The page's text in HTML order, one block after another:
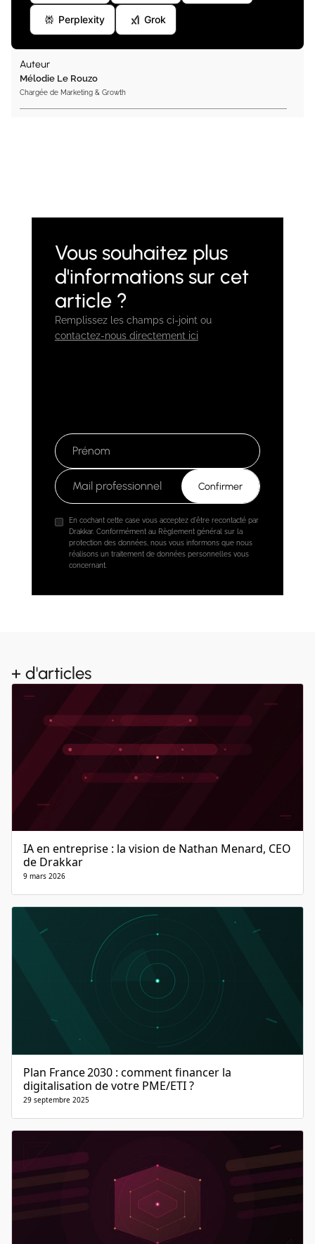
Perplexity Grok
Auteur
Mélodie Le Rouzo
Chargée de Marketing & Growth
Vous souhaitez plus
d'informations sur cet
article ?
Remplissez les champs ci-joint ou
contactez-nous directement ici
En cochant cette case vous acceptez d'être recontacté par
Drakkar. Conformément au Règlement général sur la
protection des données, nous vous informons que nous
réalisons un traitement de données personnelles vous
concernant.
+ d'articles
IA en entreprise : la vision de Nathan Menard, CEO
de Drakkar
9 mars 2026
Plan France 2030 : comment financer la
digitalisation de votre PME/ETI ?
29 septembre 2025